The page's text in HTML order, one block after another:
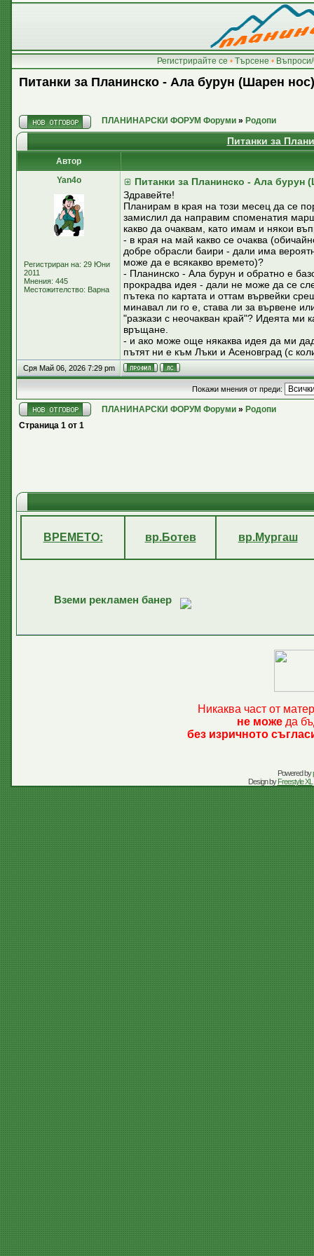
Регистрирайте се • Търсене •
Питанки за Планинско - Ала бурун (Шарен нос)
ПЛАНИНАРСКИ ФОРУМ Форуми » Родопи
Питанки за
Автор
Yan4o
Регистриран на: 29 Юни
2011
Мнения: 445
Местожителство: Варна
Питанки за Планинско - Ала бурун
Здравейте!
Планирам в края на този месец да се
замислил да направим споменатия
какво да очаквам, като имам и някои
- в края на май какво се очаква
добре обрасли баири - дали има
може да е всякакво времето)?
- Планинско - Ала бурун и обратно е
прокрадва идея - дали не може да се
пътека по картата и оттам вървейки
минавал ли го е, става ли за вървене
"разкази с неочакван край"? Идеята
връщане.
- и ако може още някаква идея да ми
пътят ни е към Лъки и Асеновград (с
Сря Май 06, 2026 7:29 pm
Покажи мнения от преди:
ПЛАНИНАРСКИ ФОРУМ Форуми » Родопи
Страница 1 от 1
ВРЕМЕТО: вр.Ботев вр.Мургаш
Вземи рекламен банер
Никаква част от
не може да
без изричното
Powered by
Design byFreestyle XL